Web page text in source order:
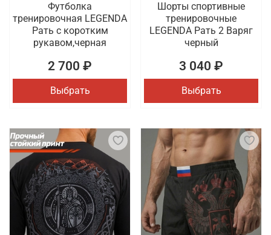
Футболка
тренировочная LEGENDA
Рать с коротким
рукавом,черная
2 700 ₽
Выбрать
Шорты спортивные
тренировочные
LEGENDA Рать 2 Варяг
черный
3 040 ₽
Выбрать